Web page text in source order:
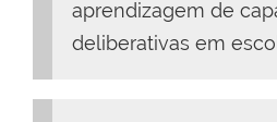
aprendizagem de
deliberativas em